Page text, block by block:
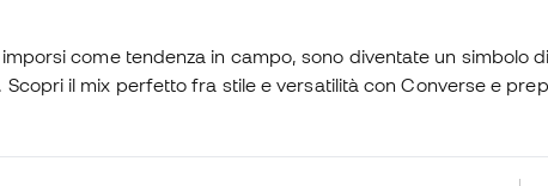
come tendenza in campo, sono diventate un simbolo
il mix perfetto fra stile e versatilità con Converse e